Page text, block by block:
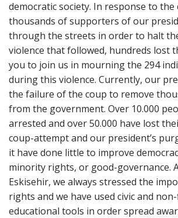
democratic society. In response to
thousands of supporters of our
through the streets in order to halt
violence that followed, hundreds lost
you to join us in mourning the 294
during this violence. Currently, our
the failure of the coup to remove
from the government. Over 10.000
arrested and over 50.000 have lost
coup-attempt and our president’s
it have done little to improve
minority rights, or good-governance.
Eskisehir, we always stressed the
rights and we have used civic and
educational tools in order spread